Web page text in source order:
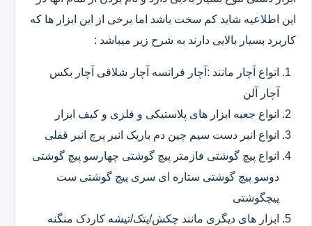
این اطلاعیه شاید کم سخت باشد اما برخی از این ابزار ها که
کاربرد بسیار بالایی دارند به شرح زیر میباشد :
انواع آچار مانند :آچار فرانسه آچار شلاقی آچار بکس
آچار آلن
انواع جعبه ابزار های پلاستیکی و فلزی و کیف ابزار
انواع انبر دست سیم چین دم باریک انبر پرچ انبر قفلی
انواع پیچ گوشتی فازمتر پیچ گوشتی چهارسو پیچ گوشتی
دوسو پیچ گوشتی ستاره ای سری پیچ گوشتی ست
پیچگوشتی
ابزار های دیگری مانند چکش/پتک/تیشه کاردک منگنه